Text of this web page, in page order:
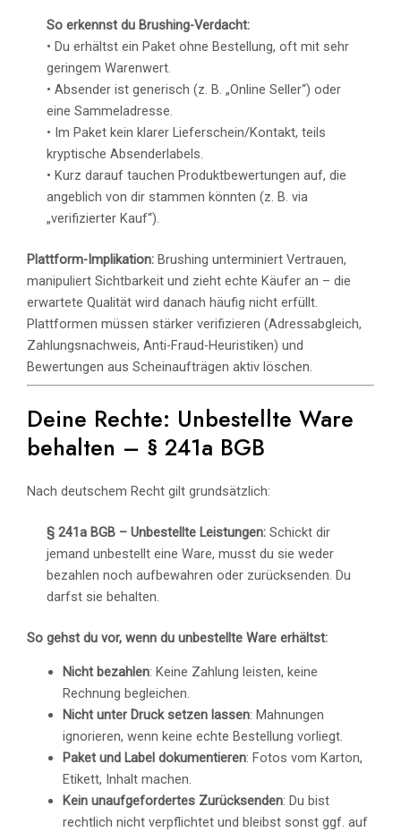
So erkennst du Brushing-Verdacht:
• Du erhältst ein Paket ohne Bestellung, oft mit sehr
geringem Warenwert.
• Absender ist generisch (z. B. „Online Seller“) oder
eine Sammeladresse.
• Im Paket kein klarer Lieferschein/Kontakt, teils
kryptische Absenderlabels.
• Kurz darauf tauchen Produktbewertungen auf, die
angeblich von dir stammen könnten (z. B. via
„verifizierter Kauf“).
Plattform-Implikation: Brushing unterminiert Vertrauen,
manipuliert Sichtbarkeit und zieht echte Käufer an – die
erwartete Qualität wird danach häufig nicht erfüllt.
Plattformen müssen stärker verifizieren (Adressabgleich,
Zahlungsnachweis, Anti-Fraud-Heuristiken) und
Bewertungen aus Scheinaufträgen aktiv löschen.
Deine Rechte: Unbestellte Ware
behalten – § 241a BGB
Nach deutschem Recht gilt grundsätzlich:
§ 241a BGB – Unbestellte Leistungen: Schickt dir
jemand unbestellt eine Ware, musst du sie weder
bezahlen noch aufbewahren oder zurücksenden. Du
darfst sie behalten.
So gehst du vor, wenn du unbestellte Ware erhältst:
Nicht bezahlen: Keine Zahlung leisten, keine
Rechnung begleichen.
Nicht unter Druck setzen lassen: Mahnungen
ignorieren, wenn keine echte Bestellung vorliegt.
Paket und Label dokumentieren: Fotos vom Karton,
Etikett, Inhalt machen.
Kein unaufgefordertes Zurücksenden: Du bist
rechtlich nicht verpflichtet und bleibst sonst ggf. auf